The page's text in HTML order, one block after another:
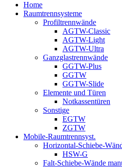
Home
Raumtrennsysteme
Profiltrennwände
AGTW-Classic
AGTW-Light
AGTW-Ultra
Ganzglastrennwände
GGTW-Plus
GGTW
GGTW-Slide
Elemente und Türen
Notkassentüren
Sonstige
EGTW
ZGTW
Mobile-Raumtrennsyst.
Horizontal-Schiebe-
HSW-G
Falt-Schiebe-Wände